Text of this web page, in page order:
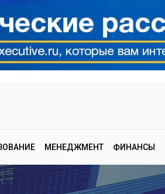
МЕНЕДЖМЕНТ ФИНАНСЫ